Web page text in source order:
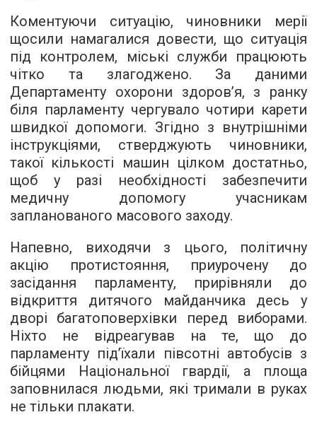
Коментуючи ситуацію, чиновники мерії
щосили намагалися довести, що ситуація
під контролем, міські служби працюють
чітко та злагоджено. За даними
Департаменту охорони здоров’я, з ранку
біля парламенту чергувало чотири карети
швидкої допомоги. Згідно з внутрішніми
інструкціями, стверджують чиновники,
такої кількості машин цілком достатньо,
щоб у разі необхідності забезпечити
медичну допомогу учасникам
запланованого масового заходу.
Напевно, виходячи з цього, політичну
акцію протистояння, приурочену до
засідання парламенту, прирівняли до
відкриття дитячого майданчика десь у
дворі багатоповерхівки перед виборами.
Ніхто не відреагував на те, що до
парламенту під’їхали півсотні автобусів з
бійцями Національної гвардії, а площа
заповнилася людьми, які тримали в руках
не тільки плакати.